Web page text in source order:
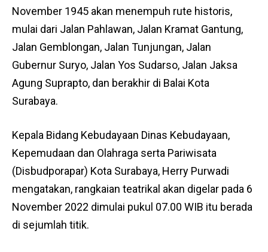
November 1945 akan menempuh rute historis,
mulai dari Jalan Pahlawan, Jalan Kramat Gantung,
Jalan Gemblongan, Jalan Tunjungan, Jalan
Gubernur Suryo, Jalan Yos Sudarso, Jalan Jaksa
Agung Suprapto, dan berakhir di Balai Kota
Surabaya.
Kepala Bidang Kebudayaan Dinas Kebudayaan,
Kepemudaan dan Olahraga serta Pariwisata
(Disbudporapar) Kota Surabaya, Herry Purwadi
mengatakan, rangkaian teatrikal akan digelar pada 6
November 2022 dimulai pukul 07.00 WIB itu berada
di sejumlah titik.